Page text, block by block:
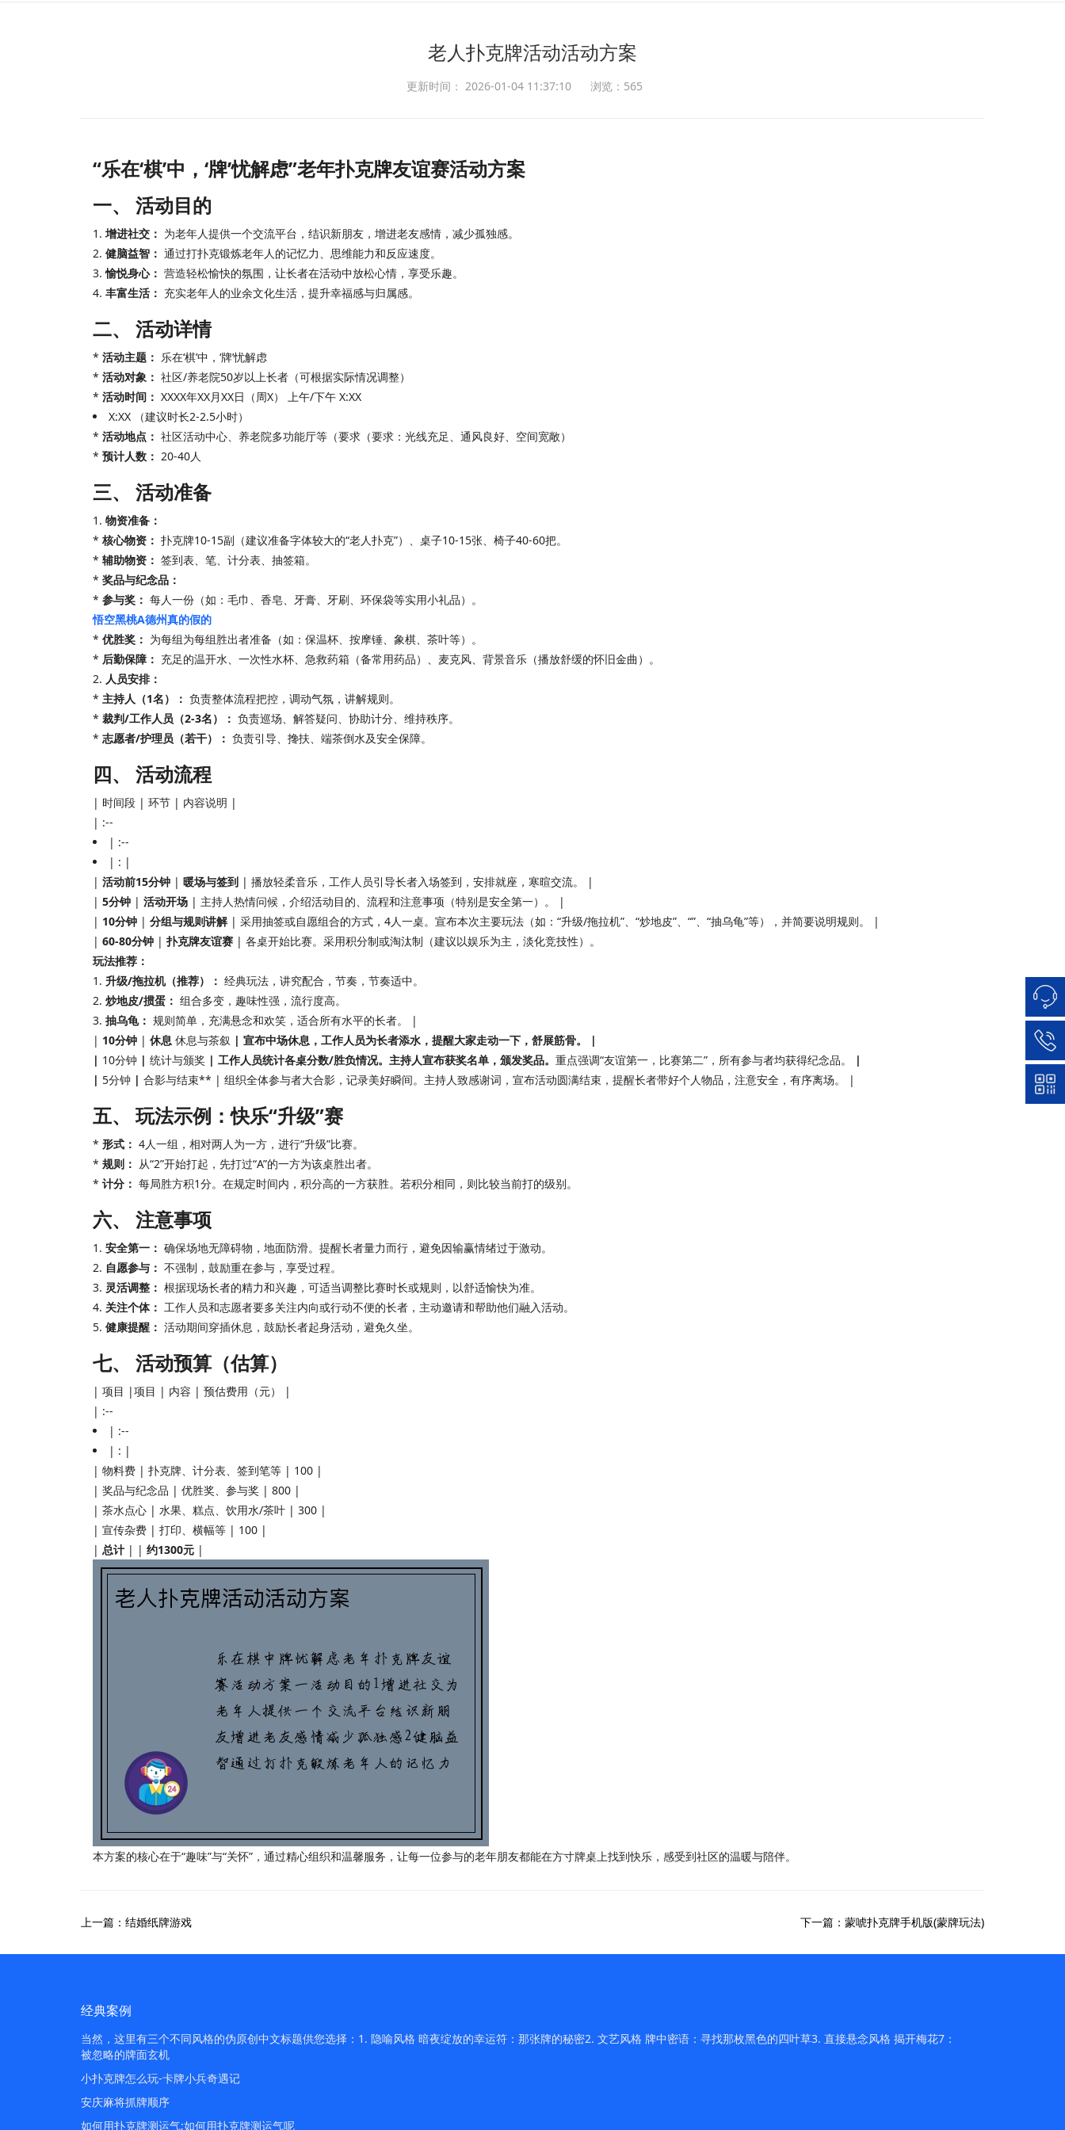
老人扑克牌活动活动方案
更新时间： 2026-01-04 11:37:10 浏览：565
“乐在‘棋’中，‘牌’忧解虑”老年扑克牌友谊赛活动方案
一、 活动目的
1. 增进社交： 为老年人提供一个交流平台，结识新朋友，增进老友感情，减少孤独感。
2. 健脑益智： 通过打扑克锻炼老年人的记忆力、思维能力和反应速度。
3.愉悦身心： 营造轻松愉快的氛围，让长者在活动中放松心情，享受乐趣。
4. 丰富生活： 充实老年人的业余文化生活，提升幸福感与归属感。
二、 活动详情
* 活动主题： 乐在‘棋’中，‘牌’忧解虑
* 活动对象： 社区/养老院50岁以上长者（可根据实际情况调整）
* 活动时间： XXXX年XX月XX日（周X） 上午/下午 X:XX
X:XX （建议时长2-2.5小时）
* 活动地点： 社区活动中心、养老院多功能厅等（要求（要求：光线充足、通风良好、空间宽敞）
* 预计人数： 20-40人
三、 活动准备
1. 物资准备：
* 核心物资： 扑克牌10-15副（建议准备字体较大的“老人扑克”）、桌子10-15张、椅子40-60把。
* 辅助物资： 签到表、笔、计分表、抽签箱。
* 奖品与纪念品：
* 参与奖： 每人一份（如：毛巾、香皂、牙膏、牙刷、环保袋等实用小礼品）。
悟空黑桃A德州真的假的
* 优胜奖： 为每组为每组胜出者准备（如：保温杯、按摩锤、象棋、茶叶等）。
* 后勤保障： 充足的温开水、一次性水杯、急救药箱（备常用药品）、麦克风、背景音乐（播放舒缓的怀旧金曲）。
2. 人员安排：
* 主持人（1名）： 负责整体流程把控，调动气氛，讲解规则。
* 裁判/工作人员（2-3名）： 负责巡场、解答疑问、协助计分、维持秩序。
* 志愿者/护理员（若干）： 负责引导、搀扶、端茶倒水及安全保障。
四、 活动流程
| 时间段 | 环节 | 内容说明 |
| :--
| :--
| : |
| 活动前15分钟 | 暖场与签到 | 播放轻柔音乐，工作人员引导长者入场签到，安排就座，寒暄交流。 |
| 5分钟 | 活动开场 | 主持人热情问候，介绍活动目的、流程和注意事项（特别是安全第一）。 |
| 10分钟 | 分组与规则讲解| 采用抽签或自愿组合的方式，4人一桌。宣布本次主要玩法（如：“升级/拖拉机”、“炒地皮”、“”、“抽乌龟”等），并简要说明规则。 |
| 60-80分钟 | 扑克牌友谊赛 | 各桌开始比赛。采用积分制或淘汰制（建议以娱乐为主，淡化竞技性）。
玩法推荐：
1. 升级/拖拉机（推荐）： 经典玩法，讲究配合，节奏，节奏适中。
2. 炒地皮/掼蛋： 组合多变，趣味性强，流行度高。
3. 抽乌龟： 规则简单，充满悬念和欢笑，适合所有水平的长者。 |
| 10分钟 | 休息 休息与茶叙 | 宣布中场休息，工作人员为长者添水，提醒大家走动一下，舒展筋骨。 |
| 10分钟 | 统计与颁奖 | 工作人员统计各桌分数/胜负情况。主持人宣布获奖名单，颁发奖品。 重点强调“友谊第一，比赛第二”，所有参与者均获得纪念品。
|
| 5分钟 | 合影与结束** | 组织全体参与者大合影，记录美好瞬间。主持人致感谢词，宣布活动圆满结束，提醒长者带好个人物品，注意安全，有序离场。 |
五、 玩法示例：快乐“升级”赛
* 形式： 4人一组，相对两人为一方，进行“升级”比赛。
* 规则： 从“2”开始打起，先打过“A”的一方为该桌胜出者。
* 计分： 每局胜方积1分。在规定时间内，积分高的一方获胜。若积分相同，则比较当前打的级别。
六、 注意事项
1. 安全第一： 确保场地无障碍物，地面防滑。提醒长者量力而行，避免因输赢情绪过于激动。
2. 自愿参与： 不强制，鼓励重在参与，享受过程。
3. 灵活调整： 根据现场长者的精力和兴趣，可适当调整比赛时长或规则，以舒适愉快为准。
4. 关注个体： 工作人员和志愿者要多关注内向或行动不便的长者，主动邀请和帮助他们融入活动。
5. 健康提醒： 活动期间穿插休息，鼓励长者起身活动，避免久坐。
七、 活动预算（估算）
| 项目 |项目 | 内容 | 预估费用（元） |
| :--
| :--
| : |
| 物料费 | 扑克牌、计分表、签到笔等 | 100 |
| 奖品与纪念品 | 优胜奖、参与奖 | 800 |
| 茶水点心 | 水果、糕点、饮用水/茶叶 | 300 |
| 宣传杂费 | 打印、横幅等 | 100 |
| 总计 | | 约1300元 |
本方案的核心在于“趣味”与“关怀”，通过精心组织和温馨服务，让每一位参与的老年朋友都能在方寸牌桌上找到快乐，感受到社区的温暖与陪伴。
上一篇：结婚纸牌游戏 下一篇：蒙唬扑克牌手机版(蒙牌玩法)
经典案例
当然，这里有三个不同风格的伪原创中文标题供您选择：1. 隐喻风格 暗夜绽放的幸运符：那张牌的秘密2. 文艺风格 牌中密语：寻找那枚黑色的四叶草3. 直接悬念风格 揭开梅花7：
被忽略的牌面玄机
小扑克牌怎么玩-卡牌小兵奇遇记
安庆麻将抓牌顺序
如何用扑克牌测运气;如何用扑克牌测运气呢